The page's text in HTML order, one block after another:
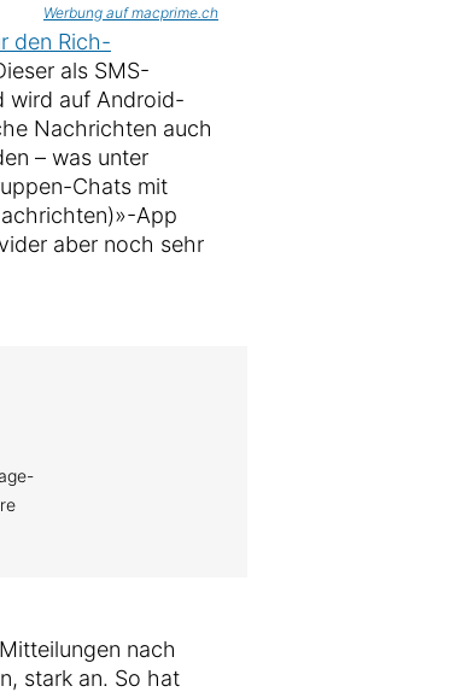
Werbung auf macprime.ch
den Rich-
als SMS-
wird auf Android-
Nachrichten auch
– was unter
Chats mit
App
aber noch sehr
nach
stark an. So hat